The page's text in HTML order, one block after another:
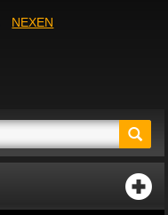
NEXEN